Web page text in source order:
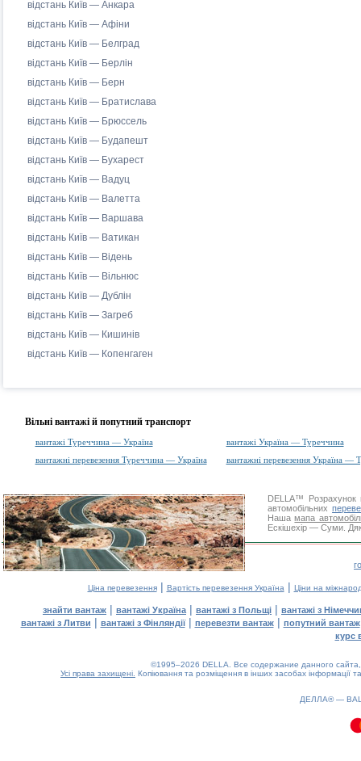
відстань Київ — Анкара
відстань Київ — Афіни
відстань Київ — Белград
відстань Київ — Берлін
відстань Київ — Берн
відстань Київ — Братислава
відстань Київ — Брюссель
відстань Київ — Будапешт
відстань Київ — Бухарест
відстань Київ — Вадуц
відстань Київ — Валетта
відстань Київ — Варшава
відстань Київ — Ватикан
відстань Київ — Відень
відстань Київ — Вільнюс
відстань Київ — Дублін
відстань Київ — Загреб
відстань Київ — Кишинів
відстань Київ — Копенгаген
Вільні вантажі й попутний транспорт
вантажі Туреччина — Україна
вантажі Україна — Туреччина
вантажні перевезення Туреччина — Україна
вантажні перевезення Україна —
DELLA™
Розрахунок
автомобільних
Нашамапа
Ескішехір — Суми.
Ціна перевезення| Вартість перевезення Україна | Ціни на
знайти вантаж | вантажі Україна | вантажі з Польщі | вантажі з
вантажі з Литви | вантажі з Фінляндії| перевезти вантаж| попутний вантаж
курс
©1995–2026 DELLA. Все содержание данного
Усі права захищені. Копіювання та розміщення в інших засобах інформації
ДЕЛЛА® —